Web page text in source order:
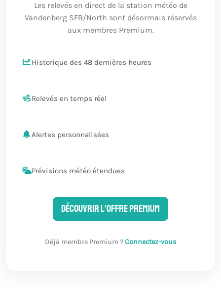
Les relevés en direct de la station météo de
Vandenberg SFB/North sont désormais réservés
aux membres Premium.
Historique des 48 dernières heures
Relevés en temps réel
Alertes personnalisées
Prévisions météo étendues
Découvrir l'offre Premium
Déjà membre Premium ?Connectez-vous